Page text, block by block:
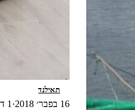
תאילנד
16 בפבר׳ 2018 · 1 דקות קריאה